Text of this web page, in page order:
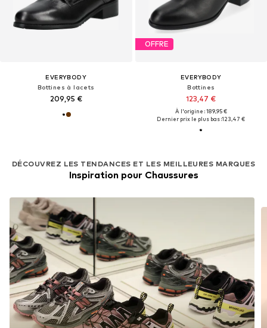
EVERYBODY
Bottines à lacets
209,95 €
OFFRE
EVERYBODY
Bottines
123,47 €
À l'origine : 189,95 €
Dernier prix le plus bas :123,47 €
DÉCOUVREZ LES TENDANCES ET LES MEILLEURES MARQUES
Inspiration pour Chaussures